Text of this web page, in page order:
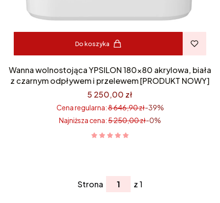
Do koszyka
Wanna wolnostojąca YPSILON 180x80 akrylowa, biała
z czarnym odpływem i przelewem [PRODUKT NOWY]
5 250,00 zł
Cena regularna:8 646,90 zł-39%
Najniższa cena:5 250,00 zł-0%
Strona z 1